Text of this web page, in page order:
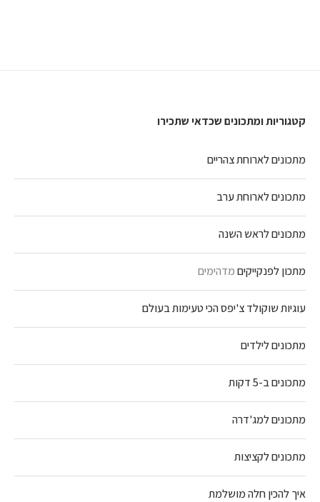
קטגוריות ומתכונים שכדאי שתכירו
מתכונים לארוחת צהריים
מתכונים לארוחת ערב
מתכונים לראש השנה
מתכון לפנקייקיםמדהימים
עוגיות שוקולד צ'יפס הכי טעימות בעולם
מתכונים לילדים
מתכונים ב-5 דקות
מתכונים למג'דרה
מתכונים לקציצות
איך להכין חלה מושלמת